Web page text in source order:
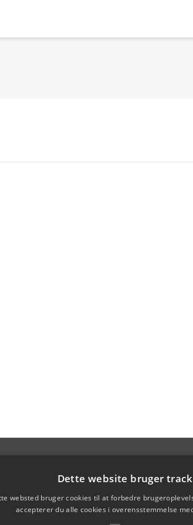
Dette website bruger
websted bruger cookies til at forbedre
accepterer du alle cookies i overensstemmelse